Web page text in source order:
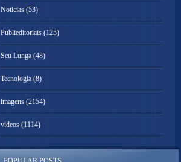
Noticias (53)
Publieditoriais (125)
Seu Lunga (48)
Tecnologia (8)
imagens (2154)
videos (1114)